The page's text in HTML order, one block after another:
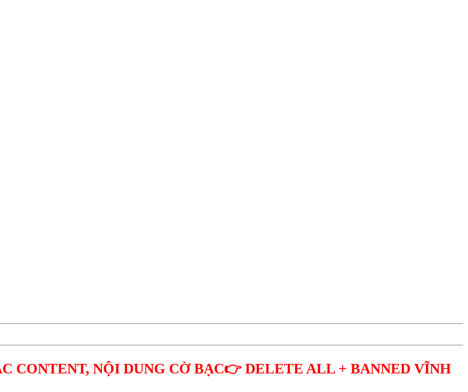
CONTENT, NỘI DUNG CỜ BẠC👉 DELETE ALL + BANNED VĨNH